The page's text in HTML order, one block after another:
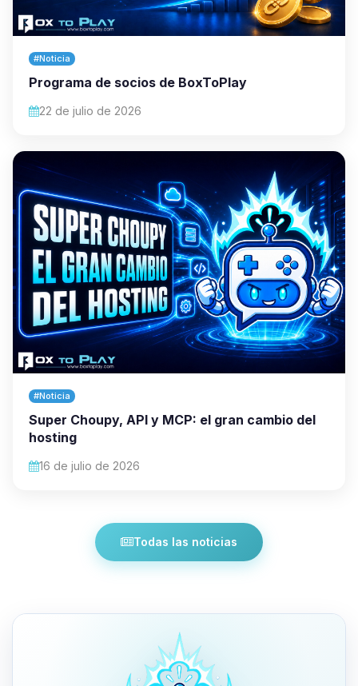
#Noticia
Programa de socios de BoxToPlay
22 de julio de 2026
#Noticia
Super Choupy, API y MCP: el gran cambio del
hosting
16 de julio de 2026
Todas las noticias